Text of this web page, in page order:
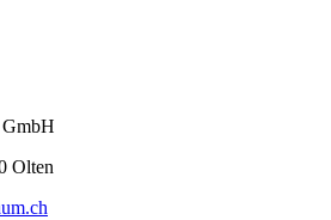
GmbH
Olten